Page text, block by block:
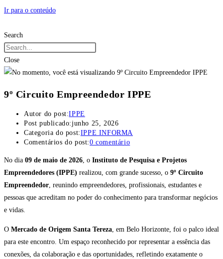
Ir para o conteúdo
Search
Close
9º Circuito Empreendedor IPPE
Autor do post:IPPE
Post publicado:junho 25, 2026
Categoria do post:IPPE INFORMA
Comentários do post:0 comentário
No dia 09 de maio de 2026, o Instituto de Pesquisa e Projetos
Empreendedores (IPPE) realizou, com grande sucesso, o 9º Circuito
Empreendedor, reunindo empreendedores, profissionais, estudantes e
pessoas que acreditam no poder do conhecimento para transformar negócios
e vidas.
O Mercado de Origem Santa Tereza, em Belo Horizonte, foi o palco ideal
para este encontro. Um espaço reconhecido por representar a essência das
conexões, da colaboração e das oportunidades, refletindo exatamente o